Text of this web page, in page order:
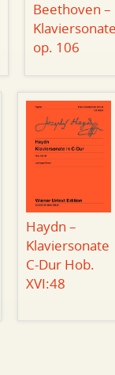
Beethoven –
Klaviersonate
op. 106
Haydn –
Klaviersonate
C-Dur Hob.
XVI:48